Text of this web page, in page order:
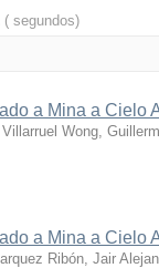
( segundos)
a Mina a Cielo
Villarruel Wong,
a Mina a Cielo
Ribón, Jair